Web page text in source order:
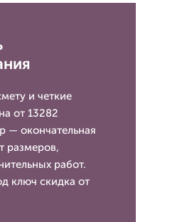
и четкие
от 13282
— окончательная
размеров,
работ.
ключ скидка от